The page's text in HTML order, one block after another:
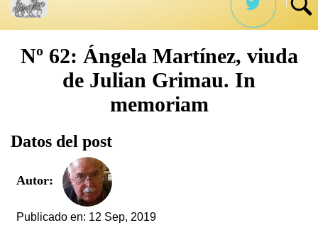
Nº 62: Ángela Martínez, viuda
de Julian Grimau. In
memoriam
Datos del post
Autor:
Publicado en: 12 Sep, 2019